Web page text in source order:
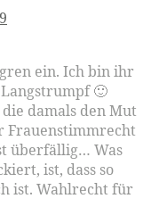
ein. Ich bin ihr
🙂
damals den Mut
Frauenstimmrecht
überfällig… Was
ist, dass so
ist. Wahlrecht für